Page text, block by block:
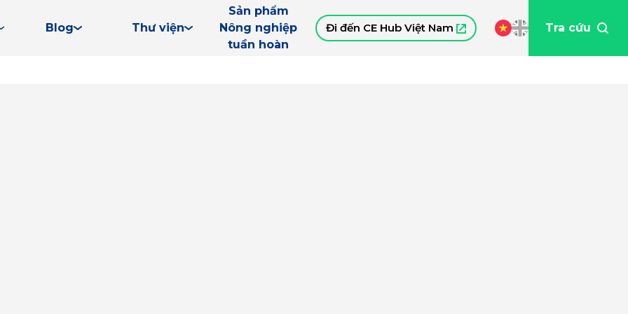
Blog Thư viện
Sản phẩm
Nông nghiệp
tuần hoàn
Đi đến CE Hub Việt Nam Tra cứu